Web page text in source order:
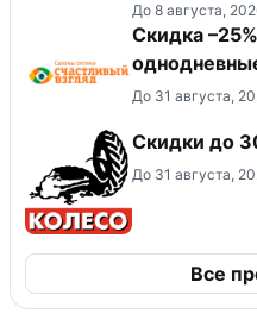
До 8 августа,
Скидка
До 31 августа,
Скидки до
До 31 августа,
Все